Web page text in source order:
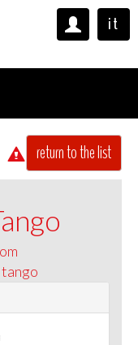
it
return to the list